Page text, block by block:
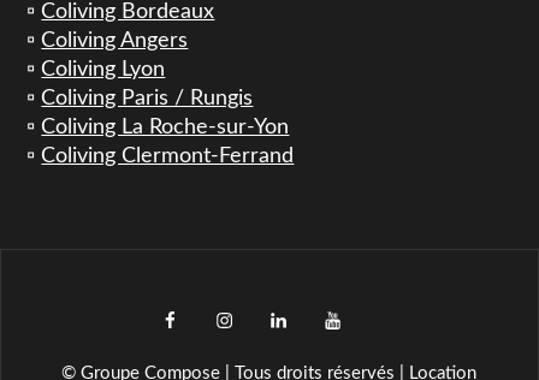
▫️Coliving Bordeaux
▫️Coliving Angers
▫️Coliving Lyon
▫️Coliving Paris / Rungis
▫️Coliving La Roche-sur-Yon
▫️Coliving Clermont-Ferrand
facebookinstagramLinkedInYouTube
© Groupe Compose | Tous droits réservés | Location